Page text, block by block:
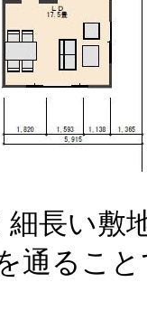
細長い敷
通るこ